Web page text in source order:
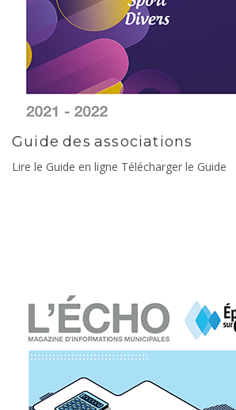
Guide des associations
Lire le Guide en ligne Télécharger le Guide